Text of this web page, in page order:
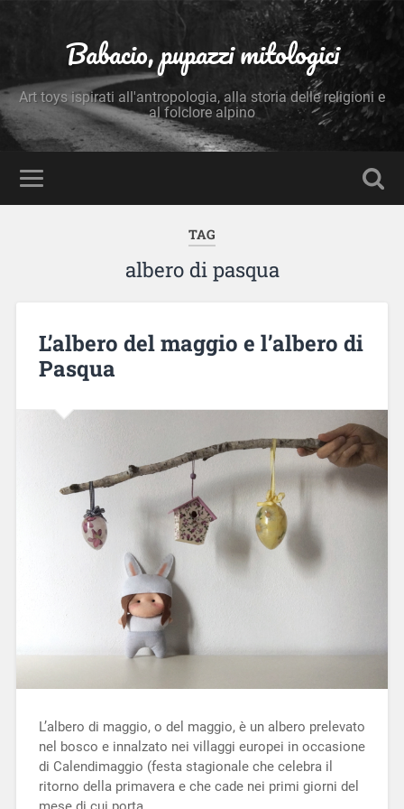
Babacio, pupazzi mitologici
Art toys ispirati all'antropologia, alla storia delle religioni e
al folclore alpino
TAG
albero di pasqua
L’albero del maggio e l’albero di
Pasqua
L’albero di maggio, o del maggio, è un albero prelevato
nel bosco e innalzato nei villaggi europei in occasione
di Calendimaggio (festa stagionale che celebra il
ritorno della primavera e che cade nei primi giorni del